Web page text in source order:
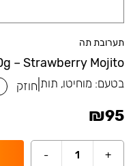
תערובת תה
– Strawberry Mojito
בטעם: מוחיטו, תות חוזק
₪95
+
1
-